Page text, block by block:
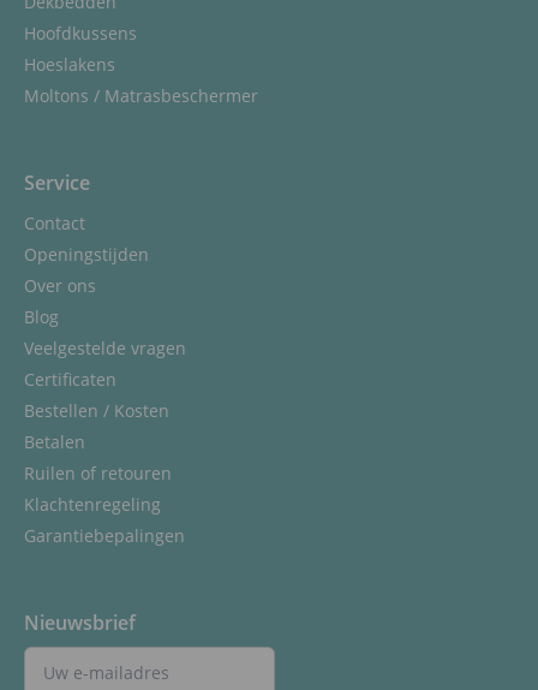
Hoofdkussens
Hoeslakens
Moltons / Matrasbeschermer
Service
Contact
Openingstijden
Over ons
Blog
Veelgestelde vragen
Certificaten
Bestellen / Kosten
Betalen
Ruilen of retouren
Klachtenregeling
Garantiebepalingen
Nieuwsbrief